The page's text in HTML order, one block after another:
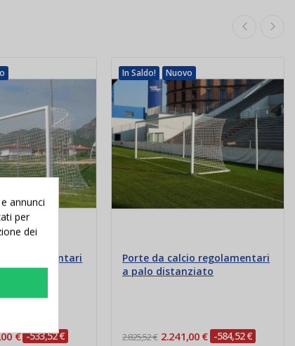
regolamentari
€ -533,52 €
In Saldo! Nuovo
Porte da calcio regolamentari
a palo distanziato
2.825,52 € 2.241,00 € -584,52 €
annunci
per
dei